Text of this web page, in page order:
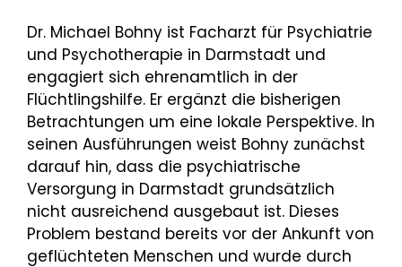
Dr. Michael Bohny ist Facharzt für Psychiatrie
und Psychotherapie in Darmstadt und
engagiert sich ehrenamtlich in der
Flüchtlingshilfe. Er ergänzt die bisherigen
Betrachtungen um eine lokale Perspektive. In
seinen Ausführungen weist Bohny zunächst
darauf hin, dass die psychiatrische
Versorgung in Darmstadt grundsätzlich
nicht ausreichend ausgebaut ist. Dieses
Problem bestand bereits vor der Ankunft von
geflüchteten Menschen und wurde durch